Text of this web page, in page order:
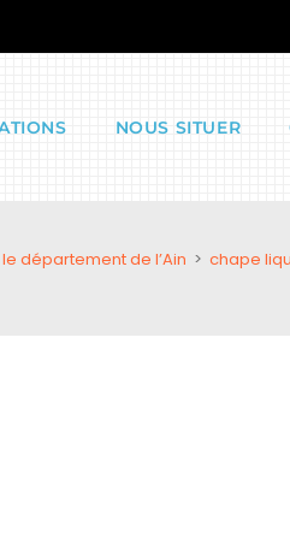
NOUS SITUER
département de l’Ain > chape